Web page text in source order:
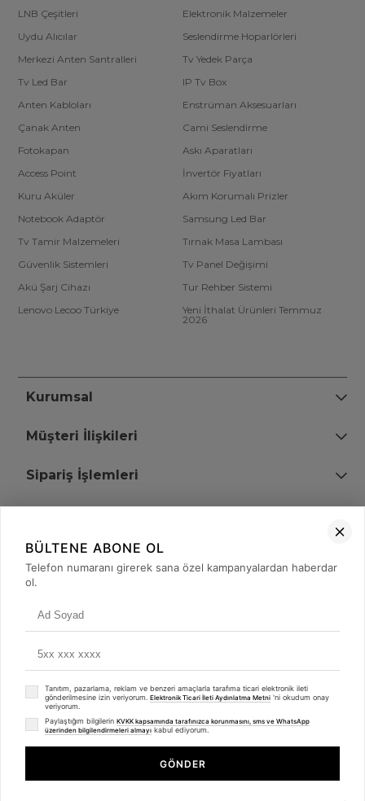
LNB Çeşitleri
Elektronik Malzemeler
Uydu Alıcılar
Seslendirme Hoparlörleri
Merkezi Anten Santralleri
Tv Yedek Parça
Tv Led Bar
IP Tv Box
Anten Kabloları
Enstrüman Aksesuarları
Çanak Anten
Cami Seslendirme
Fotokapan
Askı Aparatları
Access Point
İnvertör Fiyatları
Kuru Aküler
Akım Korumalı Prizler
Notebook Adaptör
Samsung Led Bar
Tv Tamir Malzemeleri
Tırnak Masa Lambası
Güvenlik Sistemleri
Tv Panel Değişimi
Akü Şarj Cihazı
Tur Rehber Sistemi
Lenovo Lecoo Türkiye
Yeni İthalat Ürünleri Temmuz
2026
Kurumsal
Müşteri İlişkileri
Sipariş İşlemleri
+90 (850) 473 08 08
© 2008 - 2026merterelektronik.com
- Tüm Hakları Saklıdır. Kredi kartı bilgileriniz 256bit SSL sertifikası ile
Whatsapp
BÜLTENE ABONE OL
Telefon numaranı girerek sana özel kampanyalardan haberdar
ol.
Tanıtım, pazarlama, reklam ve benzeri amaçlarla tarafıma ticari elektronik ileti
gönderilmesine izin veriyorum. Elektronik Ticari İleti Aydınlatma Metni 'ni okudum onay
veriyorum.
Paylaştığım bilgilerin KVKK kapsamında tarafınızca korunmasını, sms ve WhatsApp
üzerinden bilgilendirmeleri almayı kabul ediyorum.
GÖNDER